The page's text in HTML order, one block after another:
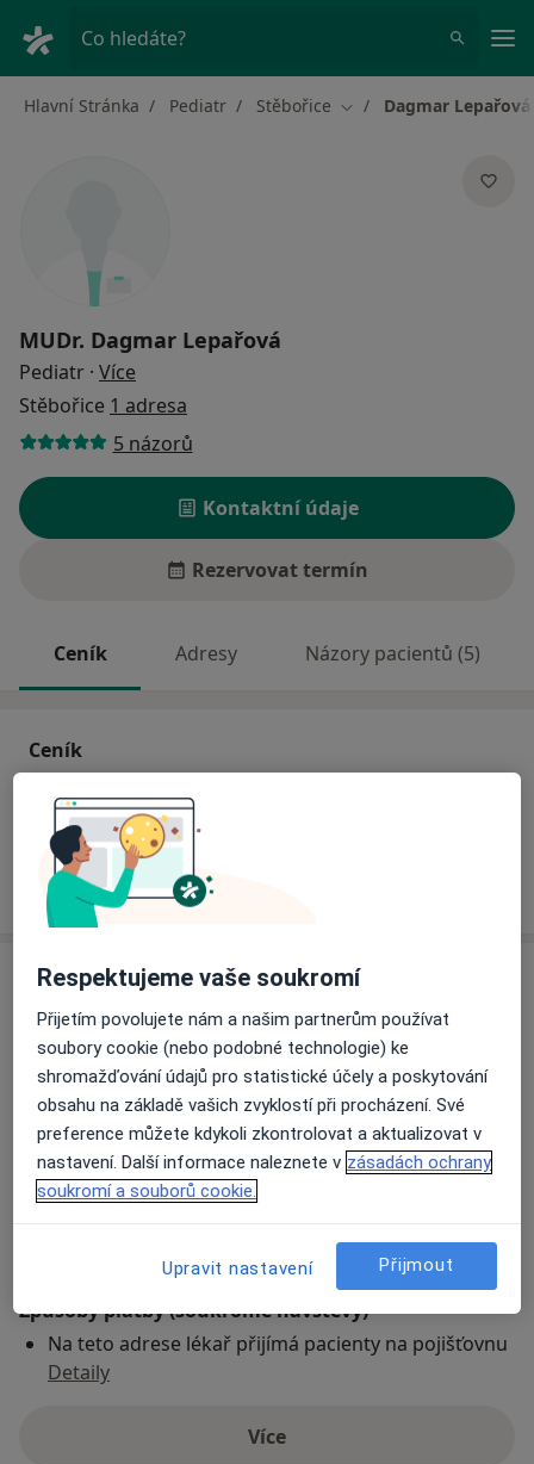
Co hledáte?
Hlavní Stránka Pediatr Stěbořice Změna města
Dagmar Lepařová
MUDr. Dagmar Lepařová
Pediatr · Více
Stěbořice 1 adresa
5 názorů
Kontaktní údaje
Rezervovat termín
Ceník Adresy Názory pacientů (5)
Ceník
Informace o službách a cenách nejsou k dispozici
Tento specialista ještě nepřidával žádné informace o
Adresa
Praktický lékař pro děti a dorost
Stěbořice 28, Stěbořice
Přiblížit mapuse otevře v nové záložce
Dostupnost
Na této adrese online kalendář není aktivní
Způsoby platby (soukromé návštěvy)
Na teto adrese lékař přijímá pacienty na pojišťovnu
Detaily
Víceo adrese
Respektujeme vaše soukromí
Přijetím povolujete nám a našim partnerům používat
soubory cookie (nebo podobné technologie) ke
shromažďování údajů pro statistické účely a poskytování
obsahu na základě vašich zvyklostí při procházení. Své
preference můžete kdykoli zkontrolovat a aktualizovat v
nastavení. Další informace naleznete v zásadách ochrany
soukromí a souborů cookie.
Upravit nastavení Přijmout